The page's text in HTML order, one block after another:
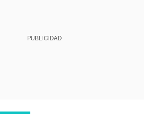
PUBLICIDAD